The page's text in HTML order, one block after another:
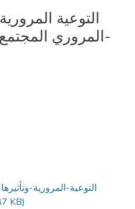
التوعية
المروري المجتمع الجزائري –أنموذجا-
التوعية-المرورية-
KB)